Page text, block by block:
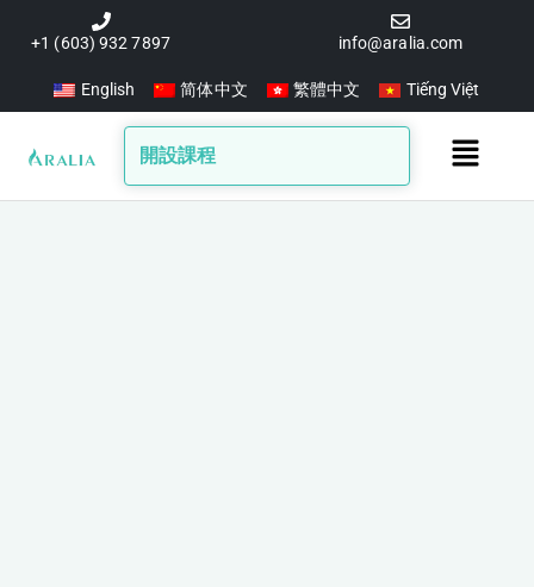
要
+1 (603) 932 7897 info@aralia.com
English 简体中文 繁體中文 Tiếng Việt
開設課程
Main